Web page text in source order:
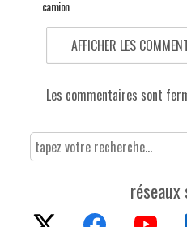
camion
AFFICHER LES
Les commentaires sont
réseaux